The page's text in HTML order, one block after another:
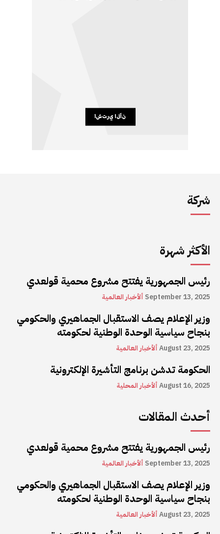
شركة
الأكثر شهرة
رئيس الجمهورية يفتتح مشروع محمية قولعدي
ألأخبار العالمية September 13, 2025
وزير الإعلام يصف الاستقبال الجماهيري والحكومي
بنجاح سياسية الوحدة الوطنية لحكومته
ألأخبار العالميةAugust 23, 2025
الحكومة تدشن برنامج التأشيرة الإلكترونية
ألأخبار المحليةAugust 16, 2025
أحدث المقالات
رئيس الجمهورية يفتتح مشروع محمية قولعدي
ألأخبار العالمية September 13, 2025
وزير الإعلام يصف الاستقبال الجماهيري والحكومي
بنجاح سياسية الوحدة الوطنية لحكومته
ألأخبار العالميةAugust 23, 2025